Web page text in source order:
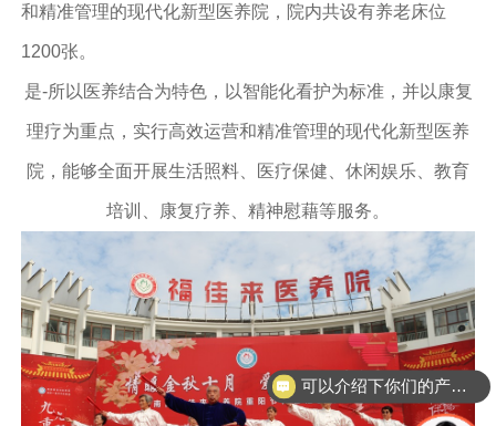
和精准管理的现代化新型医养院，院内共设有养老床位
1200张。
是-所以医养结合为特色，以智能化看护为标准，并以康复
理疗为重点，实行高效运营和精准管理的现代化新型医养
院，能够全面开展生活照料、医疗保健、休闲娱乐、教育
培训、康复疗养、精神慰藉等服务。
可以介绍下你们的产品么？